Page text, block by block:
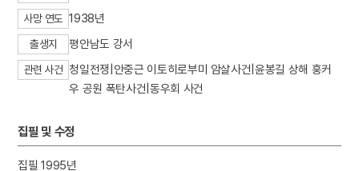
사망 연도 1938년
출생지 평안남도 강서
관련 사건 청일전쟁|안중근 이토히로부미 암살사건|윤봉길 상해 훙커
우 공원 폭탄사건|동우회 사건
집필 및 수정
집필 1995년